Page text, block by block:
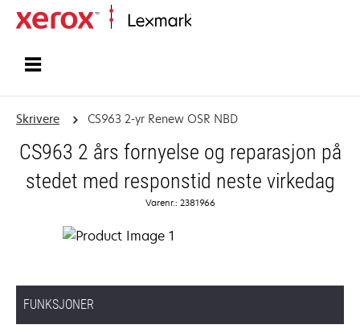
Skrivere CS963 2-yr Renew OSR NBD
CS963 2 års fornyelse og reparasjon på
stedet med responstid neste virkedag
Varenr.: 2381966
FUNKSJONER